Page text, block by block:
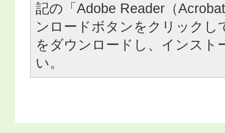
記の「Adobe Reader（
ンロードボタンをクリックし
をダウンロードし、インスト
い。